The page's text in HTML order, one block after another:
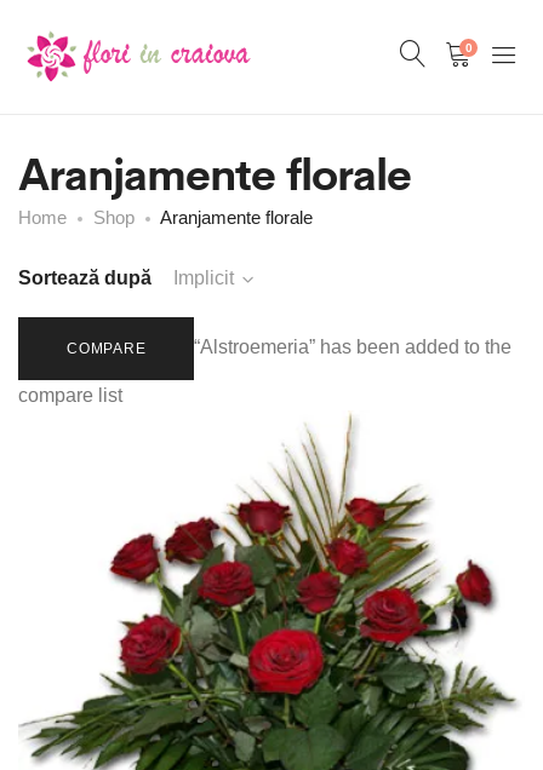
0
Aranjamente florale
Home Shop Aranjamente florale
Sortează după Implicit
COMPARE “Alstroemeria” has been added to the
compare list